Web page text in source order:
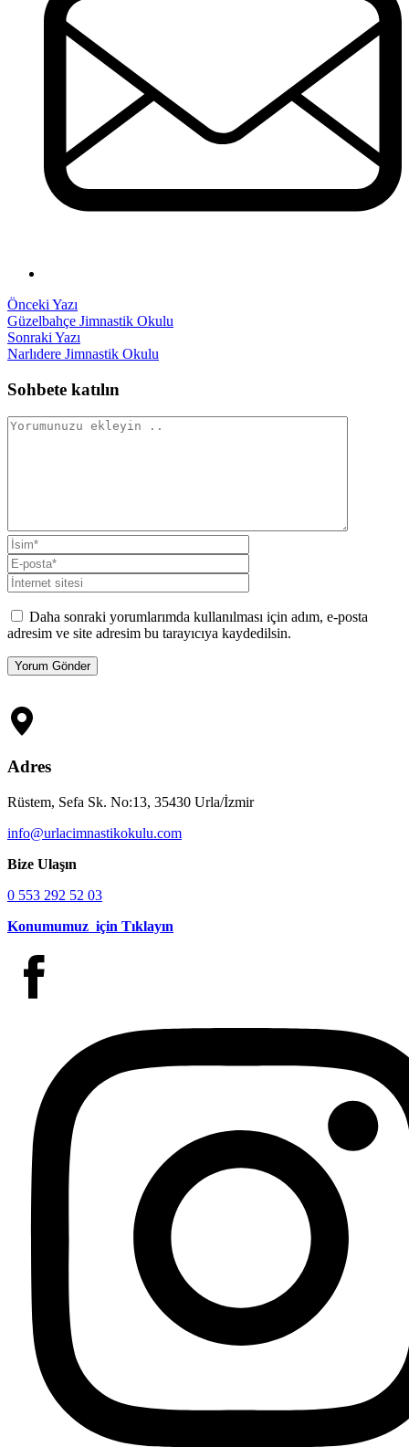
Yazı
gezinmesi
Önceki Yazı
yazı:
Güzelbahçe Jimnastik Okulu
Sonraki Yazı
yazı:
Narlıdere Jimnastik Okulu
Sohbete katılın
Daha sonraki yorumlarımda kullanılması için adım, e-posta
adresim ve site adresim bu tarayıcıya kaydedilsin.
Adres
Rüstem, Sefa Sk. No:13, 35430 Urla/İzmir
info@urlacimnastikokulu.com
Bize Ulaşın
0 553 292 52 03
Konumumuz için Tıklayın